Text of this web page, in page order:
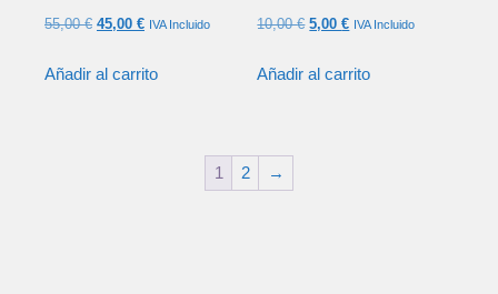
55,00€ 45,00 € IVA Incluido
Añadir al carrito
10,00€ 5,00€ IVA Incluido
Añadir al carrito
1 2 →